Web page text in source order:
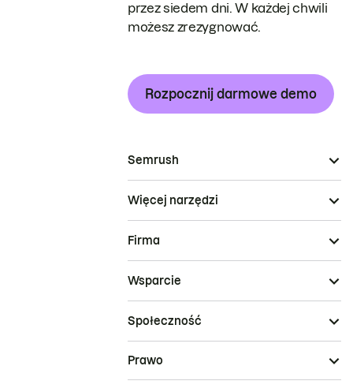
przez siedem dni. W każdej chwili
możesz zrezygnować.
Rozpocznij darmowe demo
Semrush
Więcej narzędzi
Firma
Wsparcie
Społeczność
Prawo